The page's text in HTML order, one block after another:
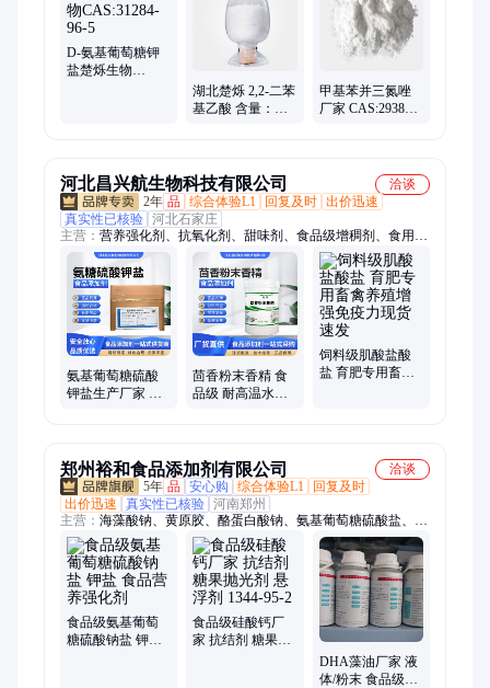
次膦酸
D-氨基葡萄糖钾
盐楚烁生物
湖北楚烁 2,2-二苯
基乙酸 含量：
甲基苯并三氮唑
厂家 CAS:29385-
河北昌兴航生物科技有限公司
洽谈
2年 品 综合体验L1 回复及时 出价迅速
真实性已核验 河北石家庄
主营： 营养强化剂、抗氧化剂、甜味剂、食品级增稠剂、食用色
素、酶制剂、粉末香精、酸度调节剂、食品乳化剂、着色剂、抗
结剂、增味剂
氨基葡萄糖硫酸
钾盐生产厂家 氨
茴香粉末香精 食
品级 耐高温水溶
饲料级肌酸盐酸
盐 育肥专用畜禽
郑州裕和食品添加剂有限公司
洽谈
5年 品 安心购 综合体验L1
回复及时
出价迅速
真实性已核验 河南郑州
主营： 海藻酸钠、黄原胶、酪蛋白酸钠、氨基葡萄糖硫酸盐、卡
拉胶、胍基乙酸、瓜尔胶/瓜尔豆胶、核苷酸、L-精氨酸、亚硫酸
氢钠、苹果酸、柠檬酸、乳酸链球菌素、明胶、木糖、低聚果
糖、苏氨酸、色氨酸、牛磺酸、山梨酸钾、L-半胱氨酸盐酸盐、
β-胡萝卜素
食品级氨基葡萄
糖硫酸钠盐 钾盐
食品级硅酸钙厂
家 抗结剂 糖果抛
DHA藻油厂家 液
体/粉末 食品级营